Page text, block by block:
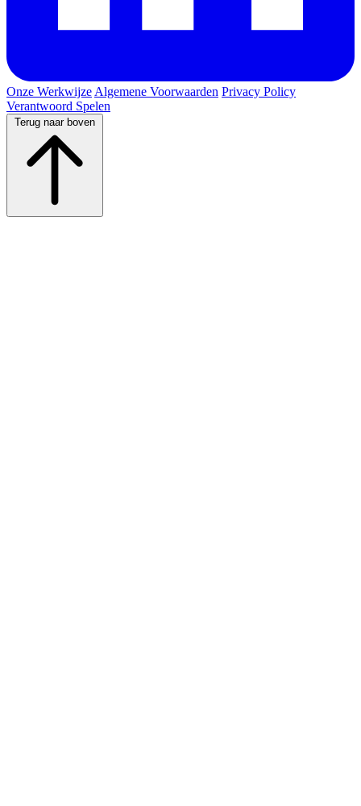
Onze WerkwijzeAlgemene Voorwaarden Privacy Policy
Verantwoord Spelen
Terug naar boven